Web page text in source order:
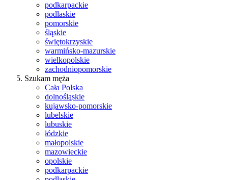
podkarpackie
podlaskie
pomorskie
śląskie
świętokrzyskie
warmińsko-mazurskie
wielkopolskie
zachodniopomorskie
Szukam męża
Cała Polska
dolnośląskie
kujawsko-pomorskie
lubelskie
lubuskie
łódzkie
małopolskie
mazowieckie
opolskie
podkarpackie